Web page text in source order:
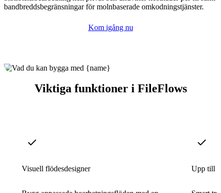
bandbreddsbegränsningar för molnbaserade omkodningstjänster.
Kom igång nu
Viktiga funktioner i FileFlows
Visuell flödesdesigner Upp till